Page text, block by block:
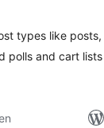
types like
polls and cart